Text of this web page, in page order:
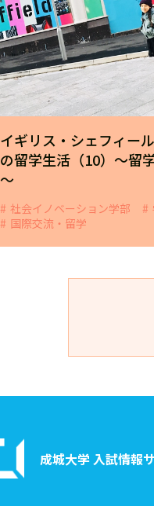
イギリス・シェフィー
の留学生活（10）～留
～
社会イノベーション学部
国際交流・留学
成城大学 入試情報